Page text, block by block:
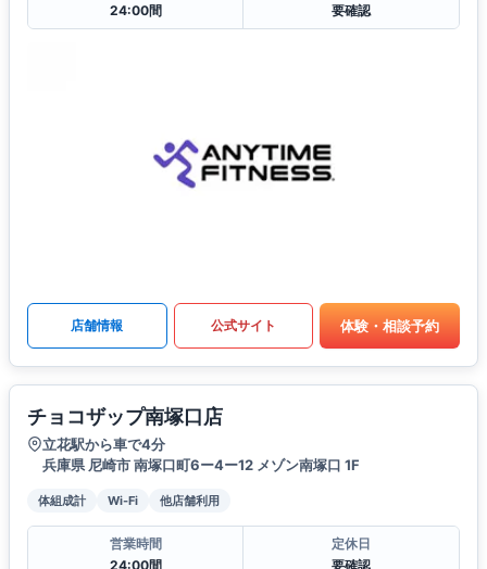
24:00間
要確認
店舗情報 公式サイト 体験・相談予約
チョコザップ南塚口店
立花駅から車で4分
兵庫県 尼崎市 南塚口町6ー4ー12 メゾン南塚口 1F
体組成計 Wi-Fi 他店舗利用
営業時間
24:00間
定休日
要確認